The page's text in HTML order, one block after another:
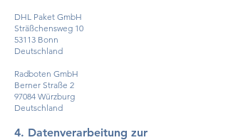
DHL Paket GmbH
Sträßchensweg 10
53113 Bonn
Deutschland
Radboten GmbH
Berner Straße 2
97084 Würzburg
Deutschland
4. Datenverarbeitung zur